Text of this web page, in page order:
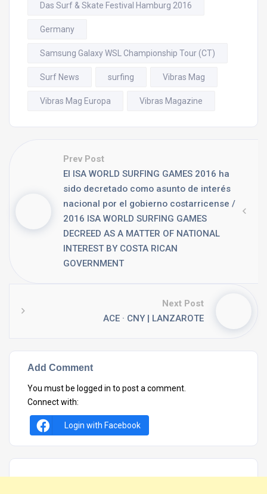
Das Surf & Skate Festival Hamburg 2016
Germany
Samsung Galaxy WSL Championship Tour (CT)
Surf News surfing Vibras Mag
Vibras Mag Europa Vibras Magazine
Prev Post
El ISA WORLD SURFING GAMES 2016 ha
sido decretado como asunto de interés
nacional por el gobierno costarricense /
2016 ISA WORLD SURFING GAMES
DECREED AS A MATTER OF NATIONAL
INTEREST BY COSTA RICAN
GOVERNMENT
Next Post
ACE · CNY | LANZAROTE
Add Comment
You must be logged in to post a comment.
Connect with:
Login with Facebook